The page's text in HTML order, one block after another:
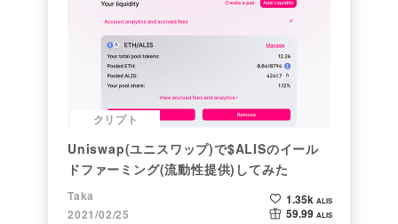
クリプト
Uniswap(ユニスワップ)で$ALISのイール
ドファーミング(流動性提供)してみた
Taka
2021/02/25
1.35k ALIS
59.99 ALIS